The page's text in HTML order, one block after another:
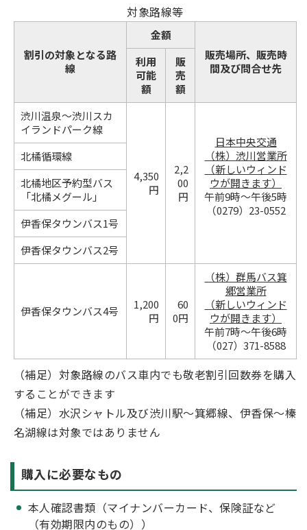
対象路線等
割引の対象となる路
線
金額
販売場所、販売時
間及び問合せ先
利用
可能
額
販
売
額
渋川温泉～渋川スカ
イランドパーク線
4,350
円
2,2
00
円
日本中央交通
（株）渋川営業所
（新しいウィンド
ウが開きます）
午前9時～午後5時
（0279）23-0552
北橘循環線
北橘地区予約型バス
「北橘メグール」
伊香保タウンバス1号
伊香保タウンバス2号
伊香保タウンバス4号
1,200
円
60
0円
（株）群馬バス箕
郷営業所
（新しいウィンド
ウが開きます）
午前7時～午後6時
（027）371-8588
（補足）対象路線のバス車内でも敬老割引回数券を購入
することができます
（補足）水沢シャトル及び渋川駅～箕郷線、伊香保～榛
名湖線は対象ではありません
購入に必要なもの
本人確認書類（マイナンバーカード、保険証など
（有効期限内のもの））